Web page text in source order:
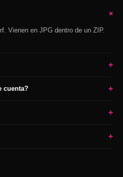
+
Vienen en JPG dentro de un ZIP.
+
cuenta? +
+
+